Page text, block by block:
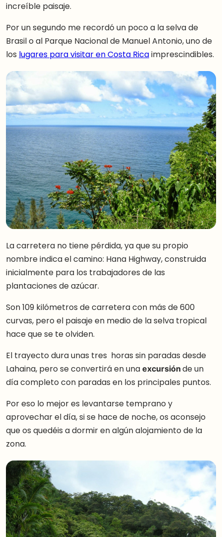
increíble paisaje.
Por un segundo me recordó un poco a la selva de
Brasil o al Parque Nacional de Manuel Antonio, uno de
los lugares para visitar en Costa Ricaimprescindibles.
La carretera no tiene pérdida, ya que su propio
nombre indica el camino: Hana Highway, construida
inicialmente para los trabajadores de las
plantaciones de azúcar.
Son 109 kilómetros de carretera con más de 600
curvas, pero el paisaje en medio de la selva tropical
hace que se te olviden.
El trayecto dura unas tres horas sin paradas desde
Lahaina, pero se convertirá en unaexcursiónde un
día completo con paradas en los principales puntos.
Por eso lo mejor es levantarse temprano y
aprovechar el día, si se hace de noche, os aconsejo
que os quedéis a dormir en algún alojamiento de la
zona.